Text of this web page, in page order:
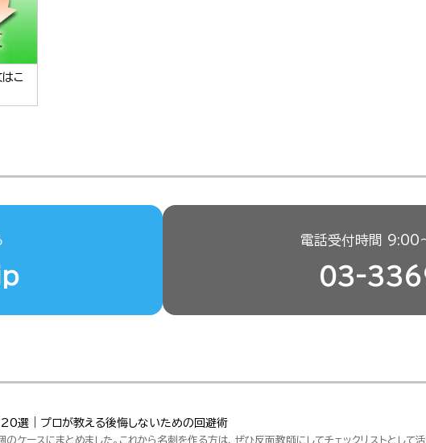
こ
電話受付時間 9:00
03-
20選｜プロが教える後悔しないための回避術
ケースにまとめました。これから名刺を作る方は、ぜひ反面教師にしてチェックリストとして活